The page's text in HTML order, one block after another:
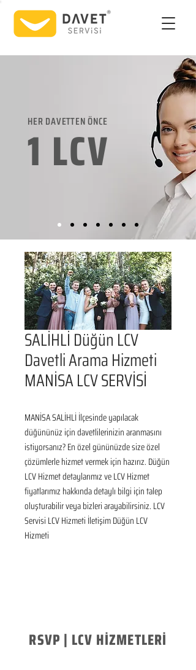
HER DAVETTEN ÖNCE
1 LCV
SALİHLİ Düğün LCV
Davetli Arama Hizmeti
MANİSA LCV SERVİSİ
MANİSA SALİHLİ İlçesinde yapılacak
düğününüz için davetlilerinizin aranmasını
istiyorsanız? En özel gününüzde size özel
çözümlerle hizmet vermek için hazırız. Düğün
LCV Hizmet detaylarımız ve LCV Hizmet
fiyatlarımız hakkında detaylı bilgi için talep
oluşturabilir veya bizleri arayabilirsiniz. LCV
Servisi LCV Hizmeti İletişim Düğün LCV
Hizmeti
RSVP | LCV HİZMETLERİ